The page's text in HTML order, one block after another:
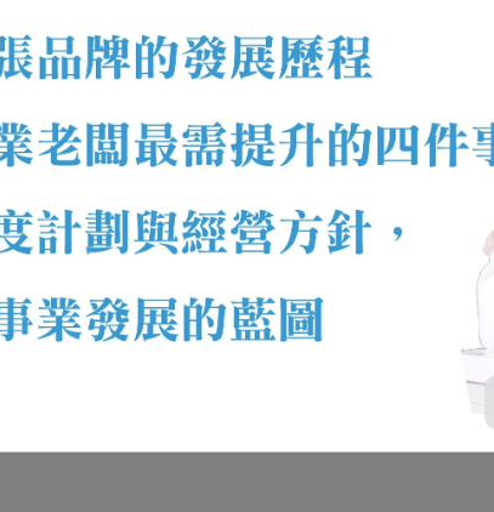
，多數消費者真正關心的並不只是價格，而是：
，不如專注在「如何讓客人認同產品的價值」。
願意再回來」的料理，這也是他始終專注的方向。
步
萬名品牌會員 的里程碑。台灣市場也將迎來更多集團品
大的餐飲陣容，持續推出讓客人有新鮮感的料理，並